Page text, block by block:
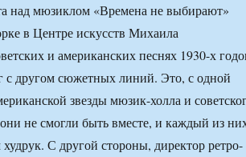
над мюзиклом «Времена не выбирают»
в Центре искусств Михаила
и американских песнях 1930-х
с другом сюжетных линий. Это, с одной
звезды мюзик-холла и
не смогли быть вместе, и каждый из
С другой стороны, директор ретро-